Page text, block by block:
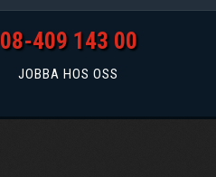
08-409 143 00
JOBBA HOS OSS